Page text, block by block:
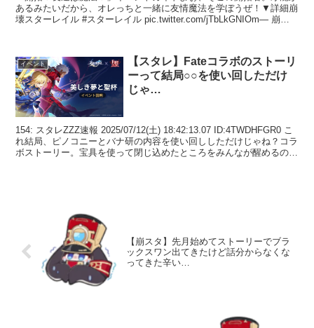
あるみたいだから、オレっちと一緒に友情魔法を学ぼうぜ！▼詳細崩
壊スターレイル #スターレイル pic.twitter.com/jTbLkGNIOm— 崩
イベント
【スタレ】Fateコラボのストーリ
ーって結局○○を使い回しただけ
じゃ…
154: スタレZZZ速報 2025/07/12(土) 18:42:13.07 ID:4TWDHFGR0 こ
れ結局、ピノコニーとバナ研の内容を使い回ししただけじゃね？コラ
ボストーリー。宝具を使って閉じ込めたところをみんなが醒めるのを
【崩スタ】先月始めてストーリーでブラ
ックスワン出てきたけど話分からなくな
ってきた辛い…